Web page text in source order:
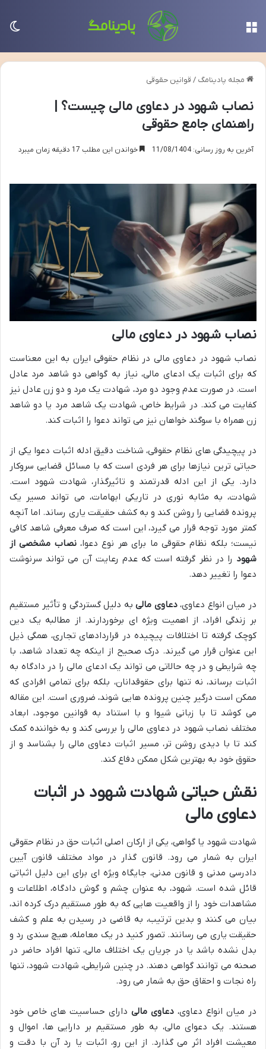
مجله پادینامگ / قوانین حقوقی
نصاب شهود در دعاوی مالی چیست؟ |
راهنمای جامع حقوقی
آخرین به روز رسانی: 11/08/1404 خواندن این مطلب 17 دقیقه زمان میبرد
نصاب شهود در دعاوی مالی
نصاب شهود در دعاوی مالی در نظام حقوقی ایران به این معناست
که برای اثبات یک ادعای مالی، نیاز به گواهی دو شاهد مرد عادل
است. در صورت عدم وجود دو مرد، شهادت یک مرد و دو زن عادل نیز
کفایت می کند. در شرایط خاص، شهادت یک شاهد مرد یا دو شاهد
زن همراه با سوگند خواهان نیز می تواند دعوا را اثبات کند.
در پیچیدگی های نظام حقوقی، شناخت دقیق ادله اثبات دعوا یکی از
حیاتی ترین نیازها برای هر فردی است که با مسائل قضایی سروکار
دارد. یکی از این ادله قدرتمند و تاثیرگذار، شهادت شهود است.
شهادت، به مثابه نوری در تاریکی ابهامات، می تواند مسیر یک
پرونده قضایی را روشن کند و به کشف حقیقت یاری رساند. اما آنچه
کمتر مورد توجه قرار می گیرد، این است که صرف معرفی شاهد کافی
نیست؛ بلکه نظام حقوقی ما برای هر نوع دعوا،نصاب مشخصی از
شهود را در نظر گرفته است که عدم رعایت آن می تواند سرنوشت
دعوا را تغییر دهد.
در میان انواع دعاوی،دعاوی مالیبه دلیل گستردگی و تأثیر مستقیم
بر زندگی افراد، از اهمیت ویژه ای برخوردارند. از مطالبه یک دین
کوچک گرفته تا اختلافات پیچیده در قراردادهای تجاری، همگی ذیل
این عنوان قرار می گیرند. درک صحیح از اینکه چه تعداد شاهد، با
چه شرایطی و در چه حالاتی می تواند یک ادعای مالی را در دادگاه به
اثبات برساند، نه تنها برای حقوقدانان، بلکه برای تمامی افرادی که
ممکن است درگیر چنین پرونده هایی شوند، ضروری است. این مقاله
می کوشد تا با زبانی شیوا و با استناد به قوانین موجود، ابعاد
مختلف نصاب شهود در دعاوی مالی را بررسی کند و به خواننده کمک
کند تا با دیدی روشن تر، مسیر اثبات دعاوی مالی را بشناسد و از
حقوق خود به بهترین شکل ممکن دفاع کند.
نقش حیاتی شهادت شهود در اثبات
دعاوی مالی
شهادت شهود یا گواهی، یکی از ارکان اصلی اثبات حق در نظام حقوقی
ایران به شمار می رود. قانون گذار در مواد مختلف قانون آیین
دادرسی مدنی و قانون مدنی، جایگاه ویژه ای برای این دلیل اثباتی
قائل شده است. شهود، به عنوان چشم و گوش دادگاه، اطلاعات و
مشاهدات خود را از واقعیت هایی که به طور مستقیم درک کرده اند،
بیان می کنند و بدین ترتیب، به قاضی در رسیدن به علم و کشف
حقیقت یاری می رسانند. تصور کنید در یک معامله، هیچ سندی رد و
بدل نشده باشد یا در جریان یک اختلاف مالی، تنها افراد حاضر در
صحنه می توانند گواهی دهند. در چنین شرایطی، شهادت شهود، تنها
راه نجات و احقاق حق به شمار می رود.
در میان انواع دعاوی، دعاوی مالی دارای حساسیت های خاص خود
هستند. یک دعوای مالی، به طور مستقیم بر دارایی ها، اموال و
معیشت افراد اثر می گذارد. از این رو، اثبات یا رد آن با دقت و